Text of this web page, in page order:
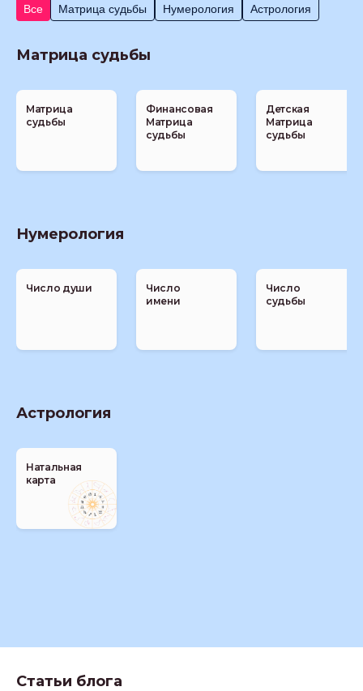
Все Матрица судьбы Нумерология Астрология
Матрица судьбы
Матрица
судьбы
Финансовая
Матрица
судьбы
Детская
Матрица
судьбы
Нумерология
Число души
Число
имени
Число
судьбы
Астрология
Натальная
карта
Статьи блога